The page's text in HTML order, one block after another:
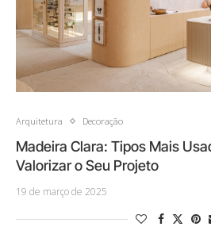
Arquitetura Decoração
Madeira Clara: Tipos Mais
Valorizar o Seu Projeto
19 de março de 2025